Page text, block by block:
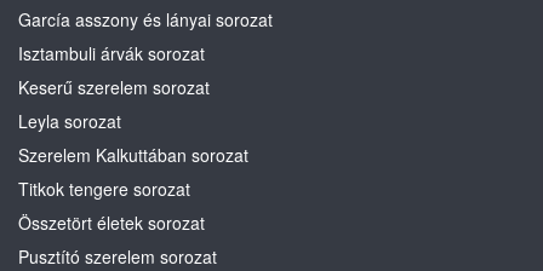
García asszony és lányai sorozat
Isztambuli árvák sorozat
Keserű szerelem sorozat
Leyla sorozat
Szerelem Kalkuttában sorozat
Titkok tengere sorozat
Összetört életek sorozat
Pusztító szerelem sorozat